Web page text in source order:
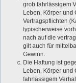
grob fahrlässigem
Leben, Körper und
Vertragspflichten
typischerweise
nach auf die
gilt auch für
Gewinn.
Die Haftung ist
Leben, Körper und
fahrlässigem